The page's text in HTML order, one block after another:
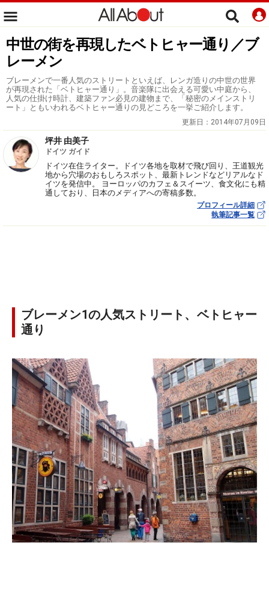
中世の街を再現したベトヒャー通り／ブ
レーメン
ブレーメンで一番人気のストリートといえば、レンガ造りの中世の世界
が再現された「ベトヒャー通り」。音楽隊に出会える可愛い中庭から、
人気の仕掛け時計、建築ファン必見の建物まで、「秘密のメインストリ
ート」ともいわれるベトヒャー通りの見どころを一挙ご紹介します。
更新日： 2014年07月09日
坪井 由美子
ドイツ ガイド
ドイツ在住ライター。ドイツ各地を取材で飛び回り、王道観光
地から穴場のおもしろスポット、最新トレンドなどリアルなド
イツを発信中。 ヨーロッパのカフェ＆スイーツ、食文化にも精
通しており、日本のメディアへの寄稿多数。
プロフィール詳細
執筆記事一覧
ブレーメン1の人気ストリート、ベトヒャー
通り